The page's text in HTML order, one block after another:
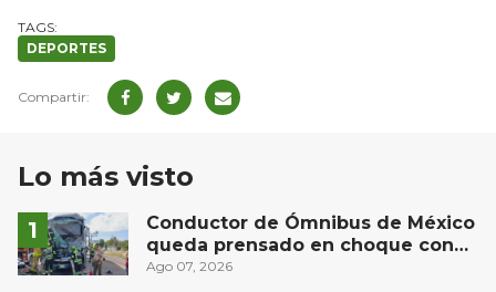
DEPORTES
Lo más visto
Conductor de Ómnibus de México
queda prensado en choque con
materialista en San Juan del Río
Ago 07, 2026